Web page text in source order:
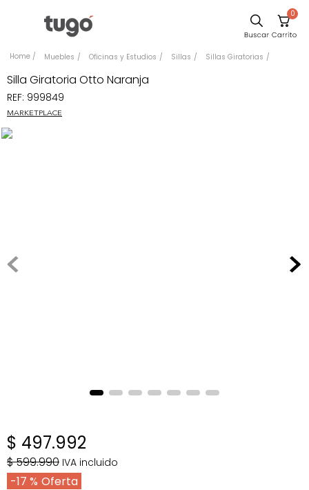
0
Muebles Oficinas y Estudios Sillas Sillas Giratorias
Silla Giratoria Otto Naranja
REF: 999849
MARKETPLACE
$ 497.992
$599.990 IVA incluido
17 %
Comedor
Escritorio
Sillas